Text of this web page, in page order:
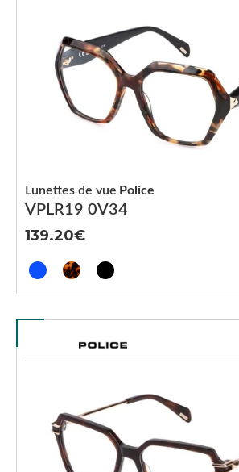
VPLR19 0V34
Lunettes de vue Police
139.20